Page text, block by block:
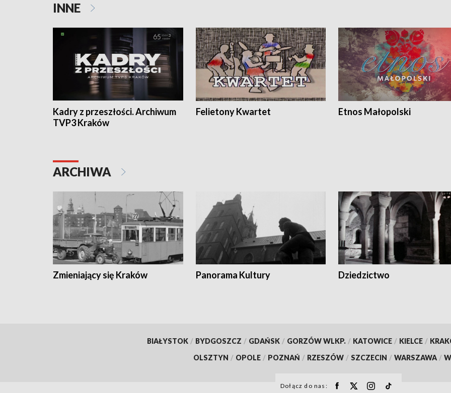
INNE
Kadry z przeszłości. Archiwum
TVP3 Kraków
Felietony Kwartet Etnos Małopolski
ARCHIWA
Zmieniający się Kraków Panorama Kultury Dziedzictwo
BIAŁYSTOK / BYDGOSZCZ / GDAŃSK / GORZÓW WLKP. / KATOWICE / KIELCE /
OLSZTYN / OPOLE / POZNAŃ / RZESZÓW / SZCZECIN / WARSZAWA /
Dołącz do nas: